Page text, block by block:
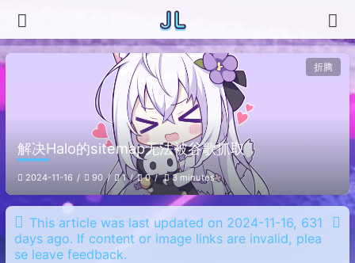
折腾
解决Halo的sitemap无法被谷歌抓取
2024-11-16 90 1 0 3 minutes
This article was last updated on 2024-11-16, 631
days ago. If content or image links are invalid, plea
se leave feedback.